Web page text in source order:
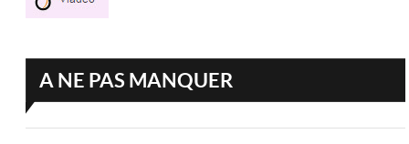
A NE PAS MANQUER